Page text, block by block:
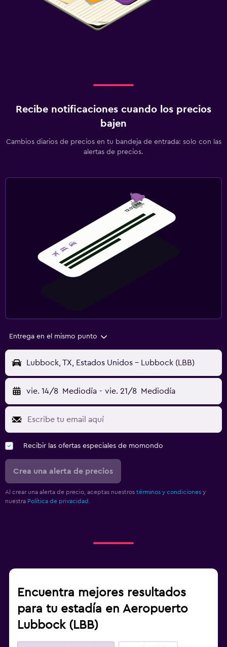
Recibe notificaciones cuando los precios
bajen
Cambios diarios de precios en tu bandeja de entrada: solo con las
alertas de precios.
Entrega en el mismo punto
Lubbock, TX, Estados Unidos - Lubbock (LBB)
vie. 14/8 Mediodía - vie. 21/8 Mediodía
Recibir las ofertas especiales de momondo
Crea una alerta de precios
Al crear una alerta de precio, aceptas nuestros términos y condiciones y
nuestra Política de privacidad.
Encuentra mejores resultados
para tu estadía en Aeropuerto
Lubbock (LBB)